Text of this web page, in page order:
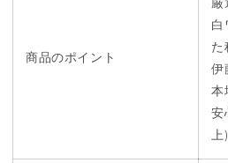
商品のポイント
白
た
伊
本
安
上)